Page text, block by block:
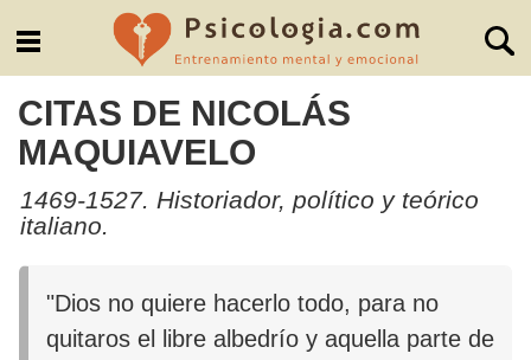
CITAS DE NICOLÁS
MAQUIAVELO
1469-1527. Historiador, político y teórico
italiano.
"Dios no quiere hacerlo todo, para no
quitaros el libre albedrío y aquella parte de